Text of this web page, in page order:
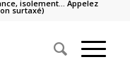
isolement… Appelez
surtaxé)